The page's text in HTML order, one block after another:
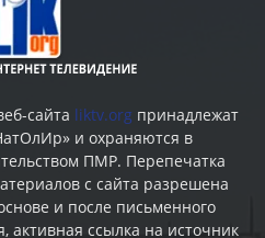
сайта liktv.org принадлежат
и охраняются в
ПМР. Перепечатка
c сайта разрешена
и после письменного
активная ссылка на источник